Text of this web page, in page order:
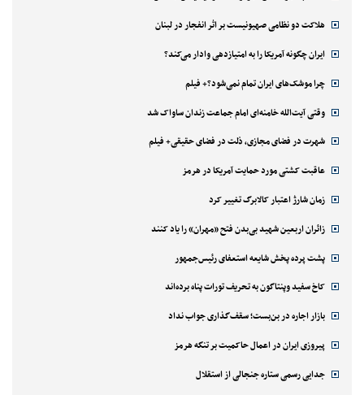
هلاکت دو نظامی صهیونیست بر اثر انفجار در لبنان
ایران چگونه آمریکا را به امتیازدهی وادار می‌کند؟
چرا موشک‌های ایران تمام نمی‌شود؟+ فیلم
وقتی آیت‌الله خامنه‌ای امام جماعت زندان ساواک شد
شهرت در فضای مجازی، ذلت در فضای حقیقی+ فیلم
عاقبت کشتی مورد حمایت آمریکا در هرمز
زمان شارژ اعتبار کالابرگ تغییر کرد
زائران اربعین شهید بی‌بدن فتح «مهران» را یاد کنند
پشت پرده پخش شایعه استعفای رئیس‌جمهور
کاخ سفید وپنتاگون به تحریف تورات پناه برده‌اند
بازار اجاره در بن‌بست؛ سقف‌گذاری جواب نداد
پیروزی ایران در اعمال حاکمیت بر تنگه هرمز
جدایی رسمی ستاره جنجالی از استقلال